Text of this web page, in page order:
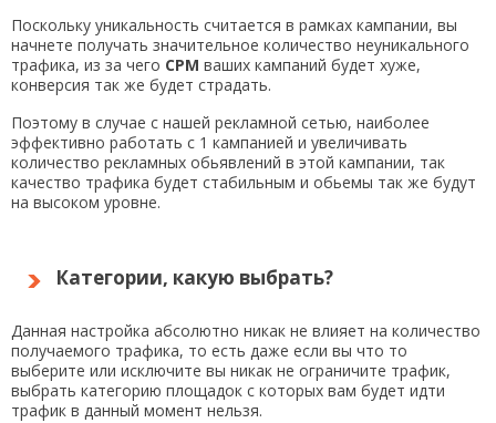
Поскольку уникальность считается в рамках кампании, вы
начнете получать значительное количество неуникального
трафика, из за чего CPM ваших кампаний будет хуже,
конверсия так же будет страдать.
Поэтому в случае с нашей рекламной сетью, наиболее
эффективно работать с 1 кампанией и увеличивать
количество рекламных обьявлений в этой кампании, так
качество трафика будет стабильным и обьемы так же будут
на высоком уровне.
Категории, какую выбрать?
Данная настройка абсолютно никак не влияет на количество
получаемого трафика, то есть даже если вы что то
выберите или исключите вы никак не ограничите трафик,
выбрать категорию площадок с которых вам будет идти
трафик в данный момент нельзя.